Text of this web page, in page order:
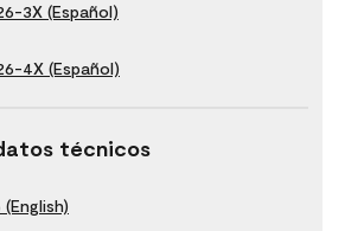
3X (Español)
4X (Español)
técnicos